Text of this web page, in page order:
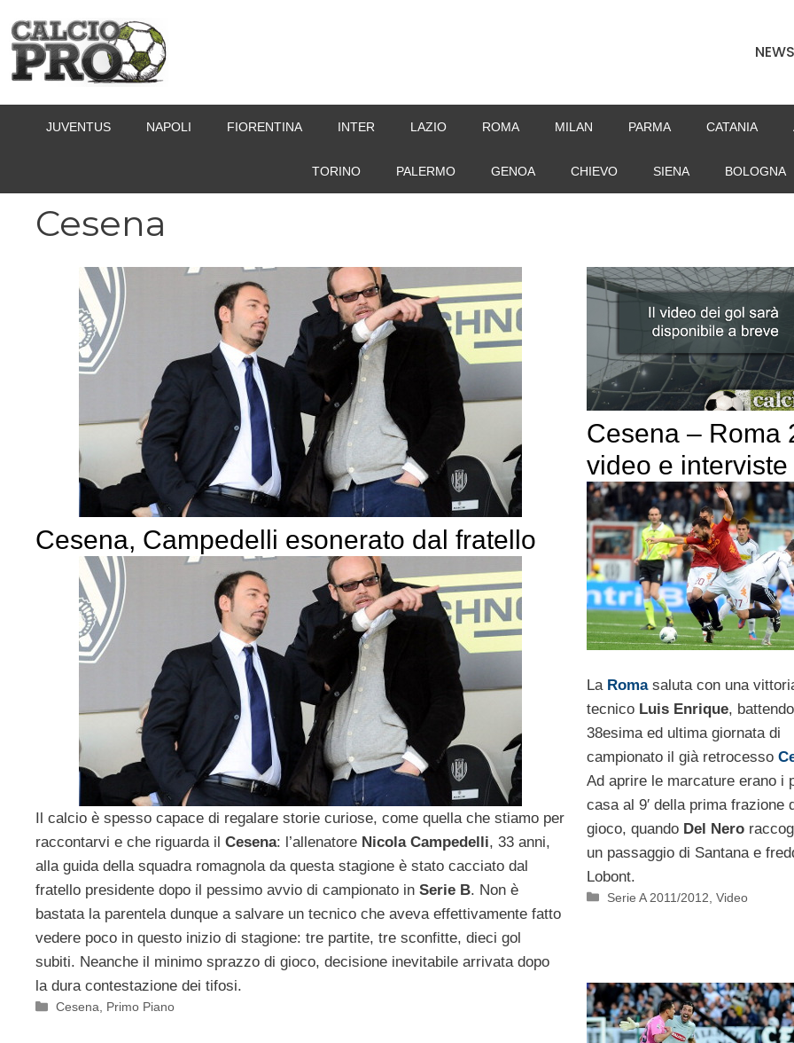
contenuto
NEWS
JUVENTUS NAPOLI FIORENTINA INTER LAZIO ROMA MILAN PARMA CATANIA
TORINO PALERMO GENOA CHIEVO SIENA BOLOGNA
Cesena
Cesena, Campedelli esonerato dal fratello
Il calcio è spesso capace di regalare storie curiose, come quella che stiamo per
raccontarvi e che riguarda il Cesena: l’allenatore Nicola Campedelli, 33 anni,
alla guida della squadra romagnola da questa stagione è stato cacciato dal
fratello presidente dopo il pessimo avvio di campionato in Serie B. Non è
bastata la parentela dunque a salvare un tecnico che aveva effettivamente fatto
vedere poco in questo inizio di stagione: tre partite, tre sconfitte, dieci gol
subiti. Neanche il minimo sprazzo di gioco, decisione inevitabile arrivata dopo
la dura contestazione dei tifosi.
Categorie
Cesena Primo Piano
Cesena – Roma
video e interviste
La Romasaluta con una
tecnico Luis Enrique,
38esima ed ultima giornata di
campionato il già retrocesso
Ad aprire le marcature erano i
casa al 9′ della prima frazione
gioco, quando Del Nero
un passaggio di Santana e
Lobont.
Categorie
Serie A 2011/2012 ,Video